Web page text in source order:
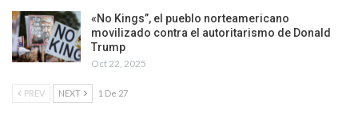
«No Kings”, el pueblo norteamericano
movilizado contra el autoritarismo de Donald
Trump
Oct 22, 2025
PREV NEXT 1 De 27